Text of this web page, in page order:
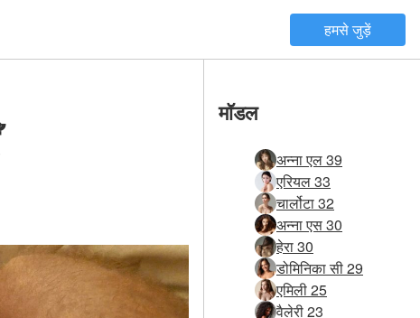
हमसे जुड़ें
मॉडल
अन्ना एल 39
एरियल 33
चार्लोटा 32
अन्ना एस 30
हेरा 30
डोमिनिका सी 29
एमिली 25
वैलेरी 23